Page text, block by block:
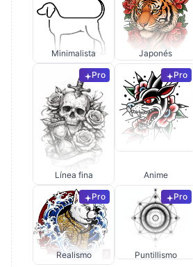
Minimalista Japonés
Pro
Línea fina
Pro
Anime
Pro
Realismo
Pro
Puntillismo